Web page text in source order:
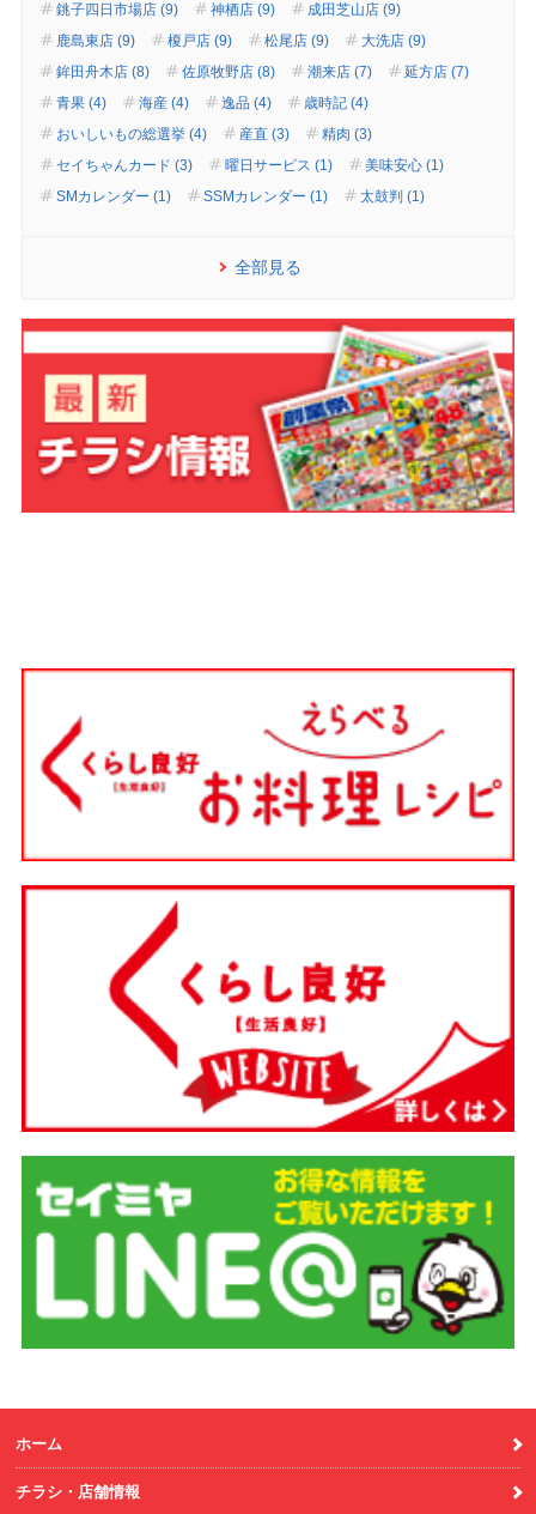
銚子四日市場店 (9)
神栖店 (9)
成田芝山店 (9)
鹿島東店 (9)
榎戸店 (9) 松尾店 (9)
大洗店 (9)
鉾田舟木店 (8)
佐原牧野店 (8) 潮来店 (7)
延方店 (7)
青果 (4)
海産 (4) 逸品 (4)
歳時記 (4)
おいしいもの総選挙 (4)
産直 (3)
精肉 (3)
セイちゃんカード (3)
曜日サービス (1)
美味安心 (1)
SMカレンダー (1)
SSMカレンダー (1) 太鼓判 (1)
全部見る
ホーム
チラシ・店舗情報